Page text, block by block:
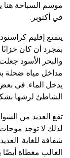
موسم السباحة هنا
في أكتوبر.
يتمتع إقليم
بمجرد أن كان
والبحر الأسود
مداخل مياه ضحلة
الشاطئ لرشها
تقع العديد من
لذلك لا توجد موجات
شفافة للغاية.
الغالب مغطاة